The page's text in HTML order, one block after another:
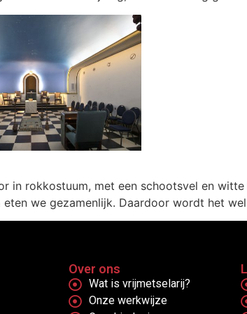
in rokkostuum, met een schootsvel en
eten we gezamenlijk. Daardoor wordt het
Over ons
Wat is vrijmetselarij?
Onze werkwijze